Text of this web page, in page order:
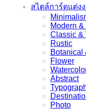
ง่
สไตล์การ์ดแต่ง
Modern &
Classic &
Rustic
Botanical
Flower
Abstract
Photo